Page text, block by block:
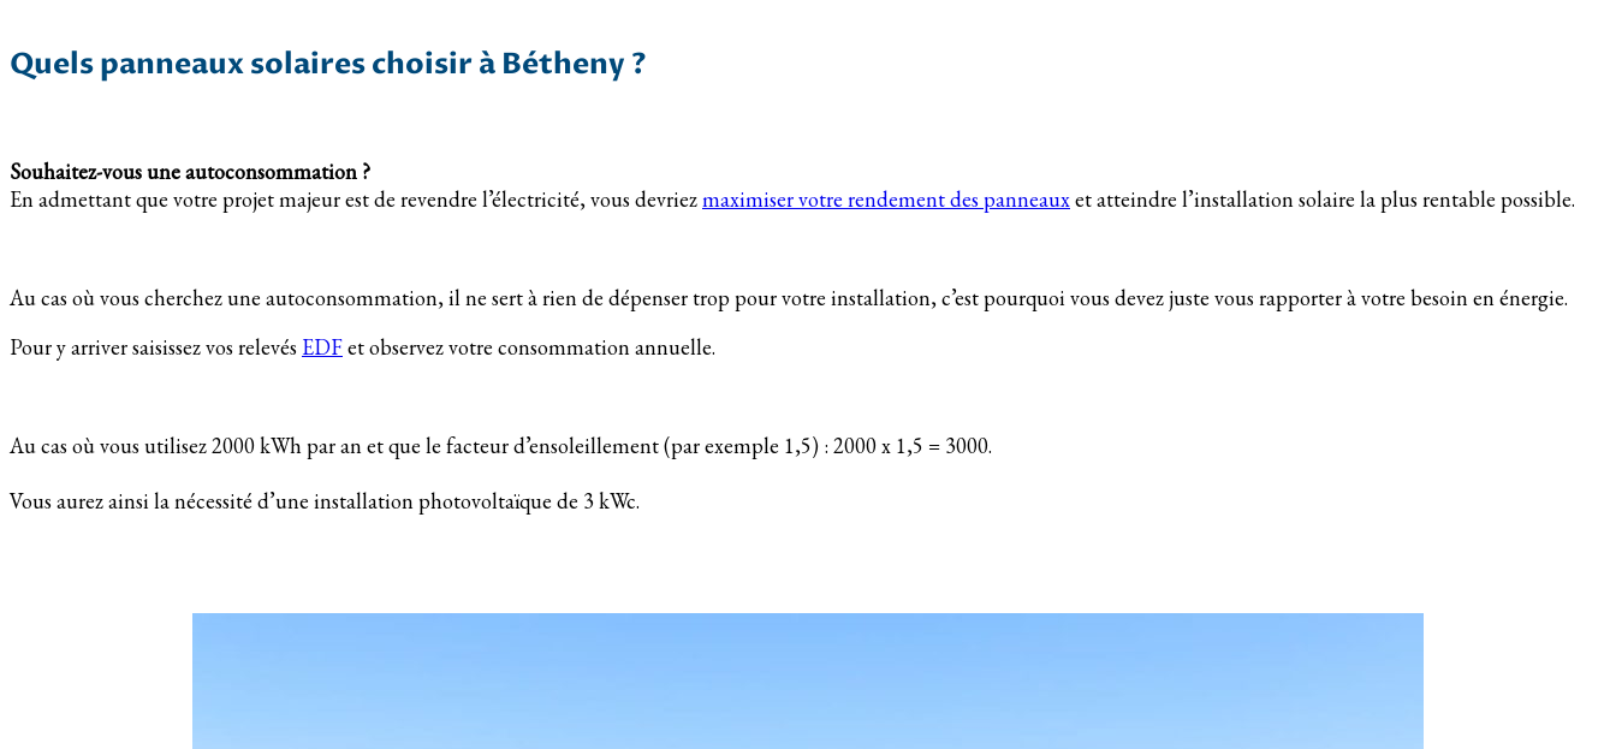
Quels panneaux solaires choisir à Bétheny ?
Souhaitez-vous une autoconsommation ?
En admettant que votre projet majeur est de revendre l’électricité, vous devriezmaximiser votre rendement des panneauxet atteindre l’installation solaire la plus rentable possible.
Au cas où vous cherchez une autoconsommation, il ne sert à rien de dépenser trop pour votre installation, c’est pourquoi vous devez juste vous rapporter à votre besoin en énergie.
Pour y arriver saisissez vos relevés EDFet observez votre consommation annuelle.
Au cas où vous utilisez 2000 kWh par an et que le facteur d’ensoleillement (par exemple 1,5) : 2000 x 1,5 = 3000.
Vous aurez ainsi la nécessité d’une installation photovoltaïque de 3 kWc.